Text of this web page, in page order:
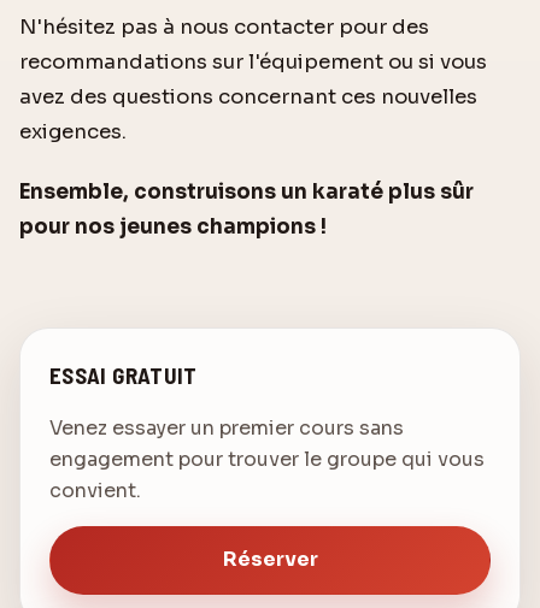
N'hésitez pas à nous contacter pour des
recommandations sur l'équipement ou si vous
avez des questions concernant ces nouvelles
exigences.
Ensemble, construisons un karaté plus sûr
pour nos jeunes champions !
ESSAI GRATUIT
Venez essayer un premier cours sans
engagement pour trouver le groupe qui vous
convient.
Réserver